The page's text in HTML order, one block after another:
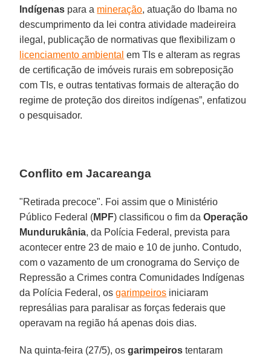
Indígenas para a mineração, atuação do Ibama no
descumprimento da lei contra atividade madeireira
ilegal, publicação de normativas que flexibilizam o
licenciamento ambiental em TIs e alteram as regras
de certificação de imóveis rurais em sobreposição
com TIs, e outras tentativas formais de alteração do
regime de proteção dos direitos indígenas”, enfatizou
o pesquisador.
Conflito em Jacareanga
"Retirada precoce". Foi assim que o Ministério
Público Federal (MPF) classificou o fim daOperação
Mundurukânia, da Polícia Federal, prevista para
acontecer entre 23 de maio e 10 de junho. Contudo,
com o vazamento de um cronograma do Serviço de
Repressão a Crimes contra Comunidades Indígenas
da Polícia Federal, osgarimpeiros iniciaram
represálias para paralisar as forças federais que
operavam na região há apenas dois dias.
Na quinta-feira (27/5), osgarimpeiros tentaram